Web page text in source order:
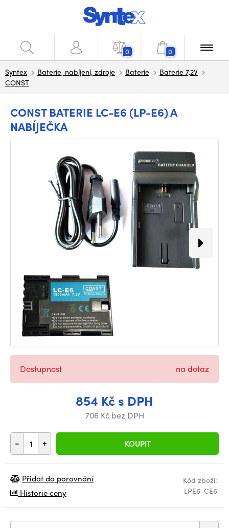
0 0
Syntex Baterie, nabíjení, zdroje Baterie
Baterie 7,2V
CONST
CONST BATERIE LC-E6 (LP-E6) A
NABÍJEČKA
854 Kč s DPH
706 Kč bez DPH
- + KOUPIT
Dostupnost na dotaz
Kód zboží:
LPE6-CE6
Přidat do porovnání
Historie ceny